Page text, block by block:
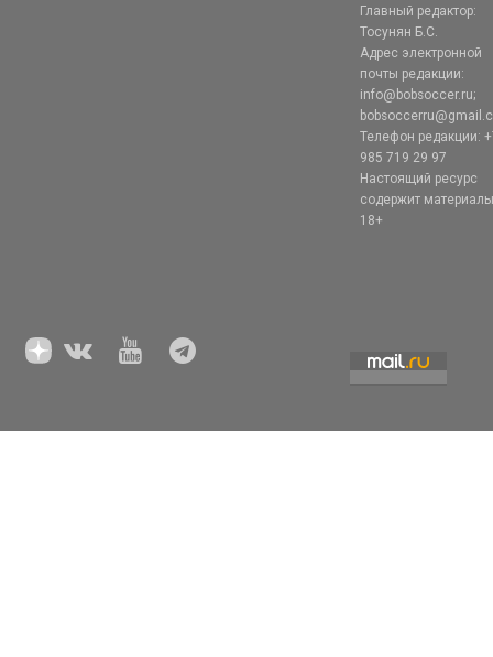
Главный редактор:
Тосунян Б.С.
Адрес электронной
почты редакции:
info@bobsoccer.ru;
Телефон редакции:
985 719 29 97
Настоящий ресурс
содержит
18+